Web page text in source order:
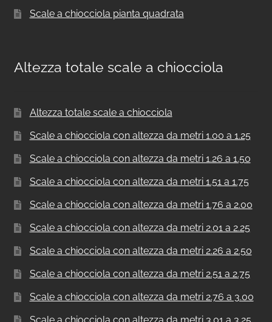
Scale a chiocciola pianta quadrata
Altezza totale scale a chiocciola
Altezza totale scale a chiocciola
Scale a chiocciola con altezza da metri 1.00 a 1.25
Scale a chiocciola con altezza da metri 1.26 a 1.50
Scale a chiocciola con altezza da metri 1.51 a 1.75
Scale a chiocciola con altezza da metri 1.76 a 2.00
Scale a chiocciola con altezza da metri 2.01 a 2.25
Scale a chiocciola con altezza da metri 2.26 a 2.50
Scale a chiocciola con altezza da metri 2.51 a 2.75
Scale a chiocciola con altezza da metri 2.76 a 3.00